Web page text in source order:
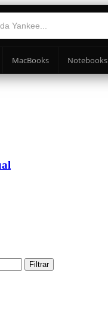
MacBooks Notebooks
Filtrar